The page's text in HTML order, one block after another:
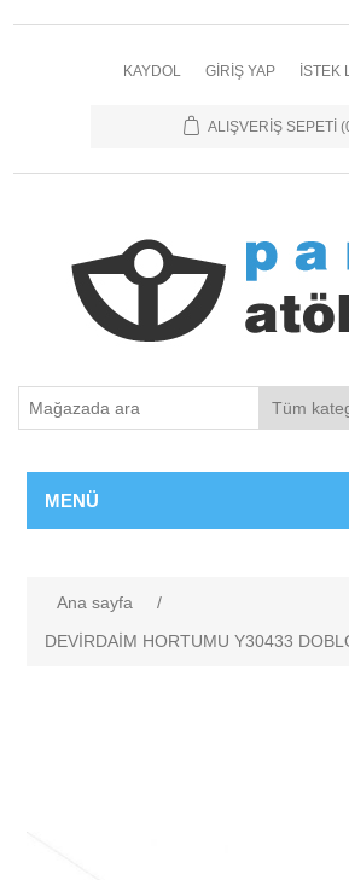
KAYDOL GIRIŞ YAP İSTEK
ALIŞVERIŞ SEPETI
MENÜ
Ana sayfa
/
DEVİRDAİM HORTUMU Y30433